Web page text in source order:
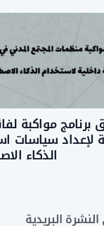
لإعداد سياسات
الذكاء
البريدية